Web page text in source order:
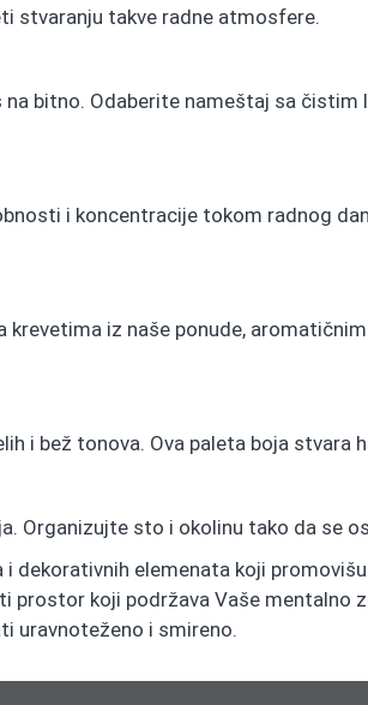
stvaranju takve radne atmosfere.
bitno. Odaberite nameštaj sa
i koncentracije tokom radnog
iz naše ponude,
i bež tonova. Ova paleta boja
Organizujte sto i okolinu tako da se
dekorativnih elemenata koji
koji podržava Vaše mentalno
uravnoteženo i smireno.